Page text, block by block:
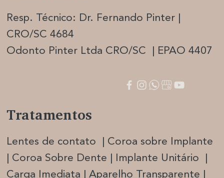
Resp. Técnico: Dr. Fernando Pinter |
CRO/SC 4684
Odonto Pinter Ltda CRO/SC | EPAO 4407
Tratamentos
Lentes de contato | Coroa sobre Implante
| Coroa Sobre Dente | Implante Unitário |
Carga Imediata |Aparelho Transparente |